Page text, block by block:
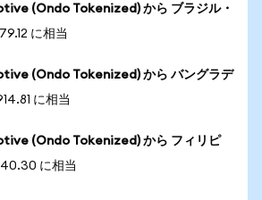
(Ondo Tokenized) から ブラジル・
に相当
(Ondo Tokenized) から バングラデ
に相当
(Ondo Tokenized) から フィリピ
に相当